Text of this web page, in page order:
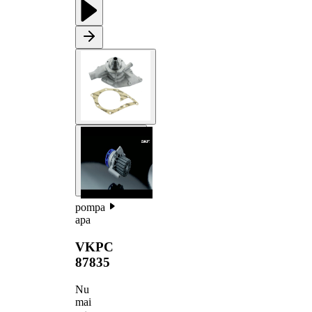
pompa
apa
VKPC
87835
Nu
mai